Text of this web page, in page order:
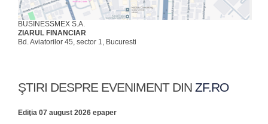
BUSINESSMEX S.A.
ZIARUL FINANCIAR
Bd. Aviatorilor 45, sector 1, Bucuresti
ŞTIRI DESPRE EVENIMENT DIN ZF.RO
Ediţia 07 august 2026 epaper